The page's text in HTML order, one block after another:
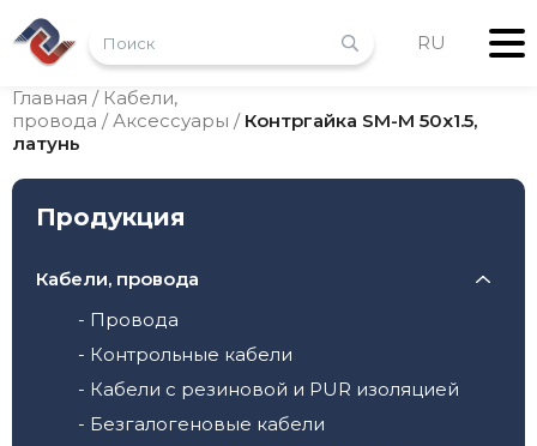
RU
Главная / Кабели,
провода /Аксессуары / Контргайка SM-M 50х1.5,
латунь
Продукция
Кабели, провода
- Провода
- Контрольные кабели
- Кабели с резиновой и PUR изоляцией
- Безгалогеновые кабели